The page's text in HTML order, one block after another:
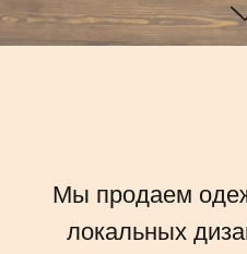
Мы продаем
локальных